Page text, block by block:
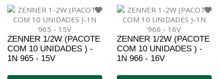
ZENNER 1/2W (PACOTE
COM 10 UNIDADES ) -
1N 965 - 15V
ZENNER 1/2W (PACOTE
COM 10 UNIDADES ) -
1N 966 - 16V